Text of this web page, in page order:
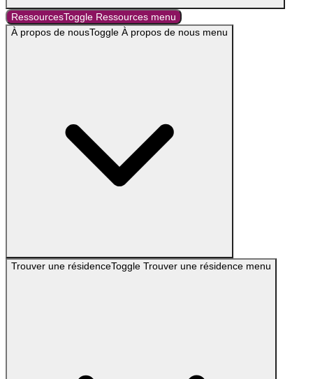
RessourcesToggle Ressources menu
À propos de nousToggle À propos de nous menu
Trouver une résidenceToggle Trouver une résidence menu